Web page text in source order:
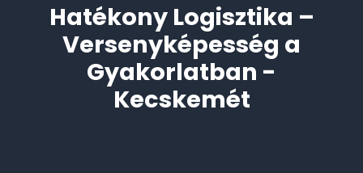
Hatékony Logisztika –
Versenyképesség a
Gyakorlatban -
Kecskemét